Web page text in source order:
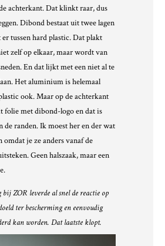
achterkant. Dat klinkt raar, dus
Dibond bestaat uit twee lagen
tussen hard plastic. Dat plakt
zelf op elkaar, maar wordt van
En dat lijkt met een niet al te
Het aluminium is helemaal
ook. Maar op de achterkant
folie met dibond-logo en dat is
de randen. Ik moest her en der wat
omdat je ze anders vanaf de
Geen halszaak, maar een
ZOR leverde al snel de reactie op
ter bescherming en eenvoudig
kan worden. Dat laatste klopt.